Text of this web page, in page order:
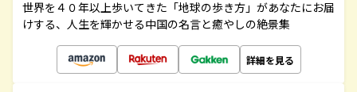
世界を４０年以上歩いてきた「地球の歩き方」があなたにお届
けする、人生を輝かせる中国の名言と癒やしの絶景集
詳細を見る